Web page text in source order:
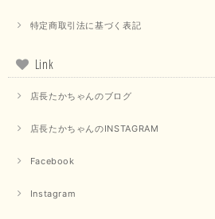
特定商取引法に基づく表記
Link
店長たかちゃんのブログ
店長たかちゃんのINSTAGRAM
Facebook
Instagram